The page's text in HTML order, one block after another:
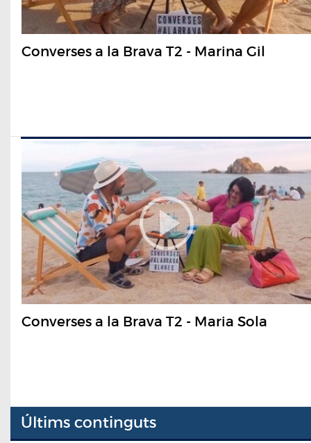
Converses a la Brava T2 - Marina Gil
Converses a la Brava T2 - Maria Sola
Últims continguts